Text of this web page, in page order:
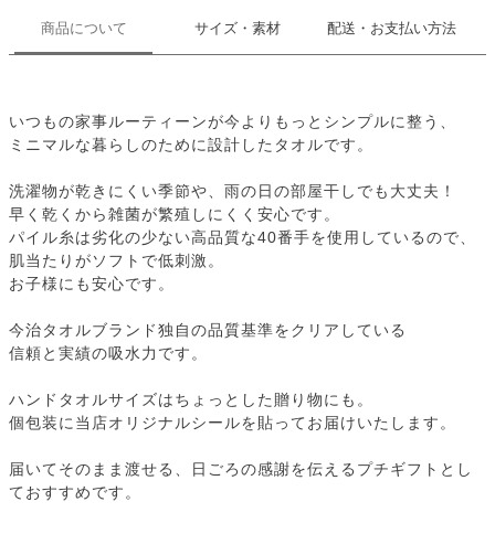
商品について サイズ・素材 配送・お支払い方法
いつもの家事ルーティーンが今よりもっとシンプルに整う、
ミニマルな暮らしのために設計したタオルです。
洗濯物が乾きにくい季節や、雨の日の部屋干しでも大丈夫！
早く乾くから雑菌が繁殖しにくく安心です。
パイル糸は劣化の少ない高品質な40番手を使用しているので、
肌当たりがソフトで低刺激。
お子様にも安心です。
今治タオルブランド独自の品質基準をクリアしている
信頼と実績の吸水力です。
ハンドタオルサイズはちょっとした贈り物にも。
個包装に当店オリジナルシールを貼ってお届けいたします。
届いてそのまま渡せる、日ごろの感謝を伝えるプチギフトとし
ておすすめです。